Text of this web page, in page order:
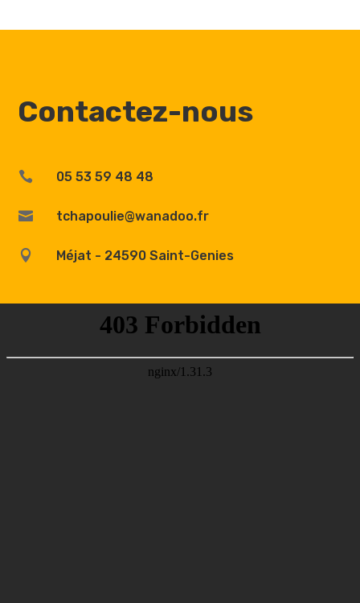
Contactez-nous
 05 53 59 48 48
 tchapoulie@wanadoo.fr
 Méjat - 24590 Saint-Genies